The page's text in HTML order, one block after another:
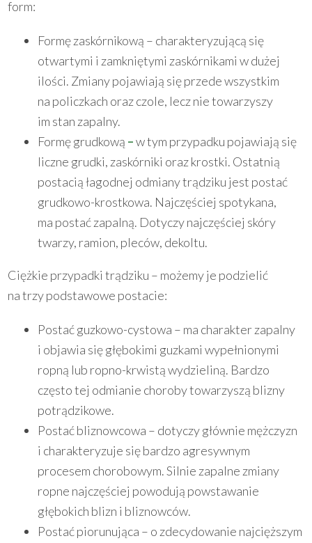
form:
Formę zaskórnikową – charakteryzującą się
otwartymi i zamkniętymi zaskórnikami w dużej
ilości. Zmiany pojawiają się przede wszystkim
na policzkach oraz czole, lecz nie towarzyszy
im stan zapalny.
Formę grudkową –w tym przypadku pojawiają się
liczne grudki, zaskórniki oraz krostki. Ostatnią
postacią łagodnej odmiany trądziku jest postać
grudkowo-krostkowa. Najczęściej spotykana,
ma postać zapalną. Dotyczy najczęściej skóry
twarzy, ramion, pleców, dekoltu.
Ciężkie przypadki trądziku – możemy je podzielić
na trzy podstawowe postacie:
Postać guzkowo-cystowa – ma charakter zapalny
i objawia się głębokimi guzkami wypełnionymi
ropną lub ropno-krwistą wydzieliną. Bardzo
często tej odmianie choroby towarzyszą blizny
potrądzikowe.
Postać bliznowcowa – dotyczy głównie mężczyzn
i charakteryzuje się bardzo agresywnym
procesem chorobowym. Silnie zapalne zmiany
ropne najczęściej powodują powstawanie
głębokich blizn i bliznowców.
Postać piorunująca – o zdecydowanie najcięższym